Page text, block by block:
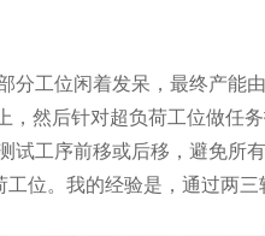
分工位闲着发呆，最终产能
，然后针对超负荷工位做任
工序前移或后移，避免所
位。我的经验是，通过两